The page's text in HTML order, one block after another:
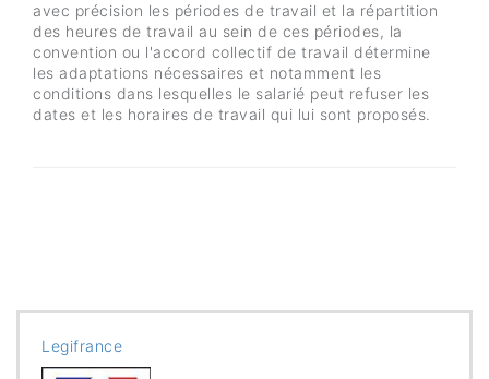
avec précision les périodes de travail et la répartition
des heures de travail au sein de ces périodes, la
convention ou l'accord collectif de travail détermine
les adaptations nécessaires et notamment les
conditions dans lesquelles le salarié peut refuser les
dates et les horaires de travail qui lui sont proposés.
Legifrance